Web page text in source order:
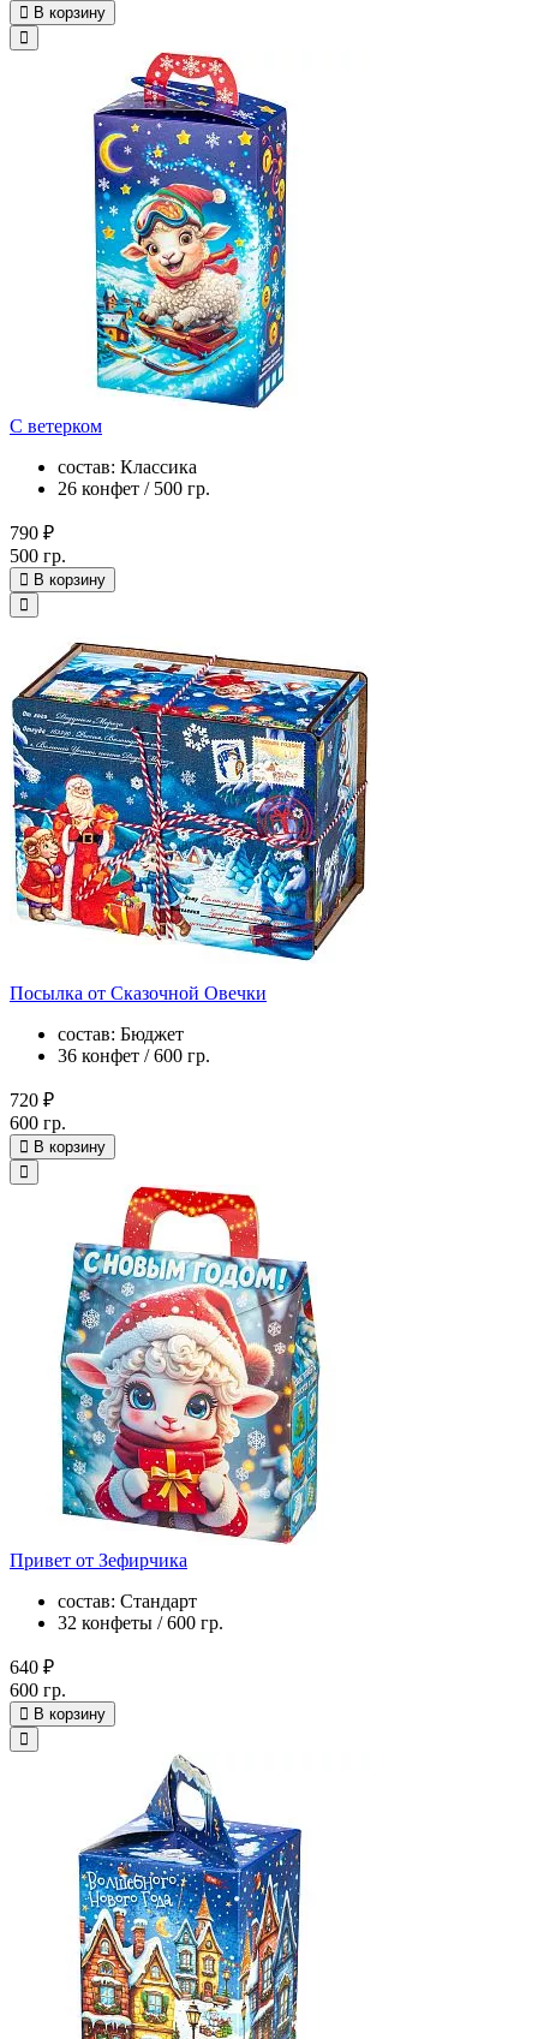
В корзину
С ветерком
состав: Классика
26 конфет / 500 гр.
790 ₽
500 гр.
В корзину
Посылка от Сказочной Овечки
состав: Бюджет
36 конфет / 600 гр.
720 ₽
600 гр.
В корзину
Привет от Зефирчика
состав: Стандарт
32 конфеты / 600 гр.
640 ₽
600 гр.
В корзину